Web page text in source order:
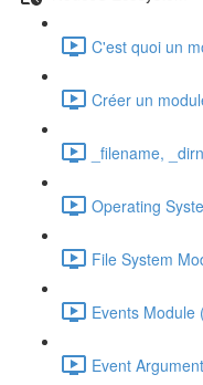
C'est quoi un
Créer un
_filename,
Operating
File System
Events Module
Event